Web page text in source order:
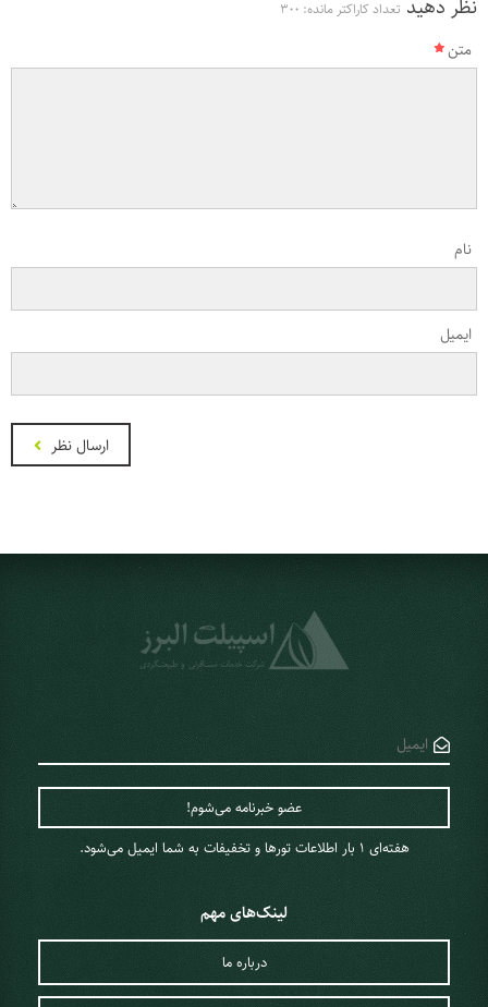
نظر دهید تعداد کاراکتر مانده: 300
متن
نام
ایمیل
ارسال نظر
هفته‌ای 1 ‌بار اطلاعات تورها و تخفیفات به شما ایمیل می‌شود.
لینک‌های مهم
درباره ما